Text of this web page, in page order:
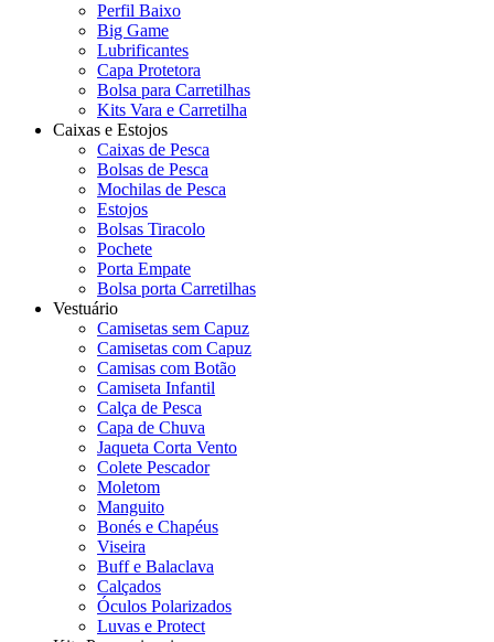
Perfil Baixo
Big Game
Lubrificantes
Capa Protetora
Bolsa para Carretilhas
Kits Vara e Carretilha
Caixas e Estojos
Caixas de Pesca
Bolsas de Pesca
Mochilas de Pesca
Estojos
Bolsas Tiracolo
Pochete
Porta Empate
Bolsa porta Carretilhas
Vestuário
Camisetas sem Capuz
Camisetas com Capuz
Camisas com Botão
Camiseta Infantil
Calça de Pesca
Capa de Chuva
Jaqueta Corta Vento
Colete Pescador
Moletom
Manguito
Bonés e Chapéus
Viseira
Buff e Balaclava
Calçados
Óculos Polarizados
Luvas e Protect